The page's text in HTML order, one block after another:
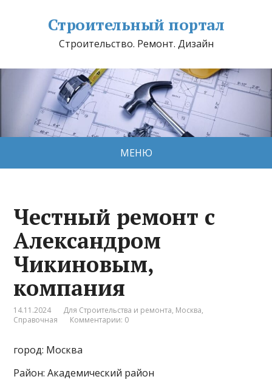
Строительный портал
Строительство. Ремонт. Дизайн
МЕНЮ
Честный ремонт с
Александром
Чикиновым,
компания
14.11.2024 Для Строительства и ремонта, Москва,
Справочная
Комментарии: 0
город: Москва
Район: Академический район